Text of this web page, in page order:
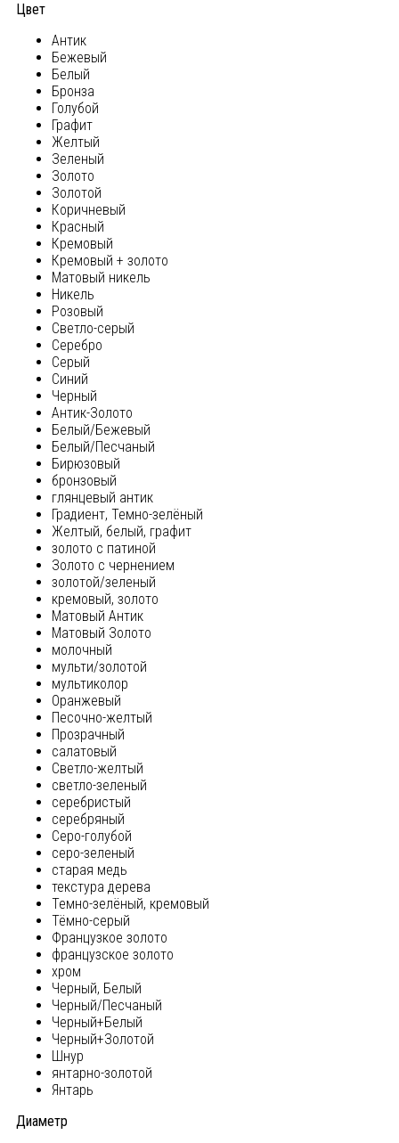
Цвет
Антик
Бежевый
Белый
Бронза
Голубой
Графит
Желтый
Зеленый
Золото
Золотой
Коричневый
Красный
Кремовый
Кремовый + золото
Матовый никель
Никель
Розовый
Светло-серый
Серебро
Серый
Синий
Черный
Антик-Золото
Белый/Бежевый
Белый/Песчаный
Бирюзовый
бронзовый
глянцевый антик
Градиент, Темно-зелёный
Желтый, белый, графит
золото с патиной
Золото с чернением
золотой/зеленый
кремовый, золото
Матовый Антик
Матовый Золото
молочный
мульти/золотой
мультиколор
Оранжевый
Песочно-желтый
Прозрачный
салатовый
Светло-желтый
светло-зеленый
серебристый
серебряный
Серо-голубой
серо-зеленый
старая медь
текстура дерева
Темно-зелёный, кремовый
Тёмно-серый
Французкое золото
французское золото
хром
Черный, Белый
Черный/Песчаный
Черный+Белый
Черный+Золотой
Шнур
янтарно-золотой
Янтарь
Диаметр